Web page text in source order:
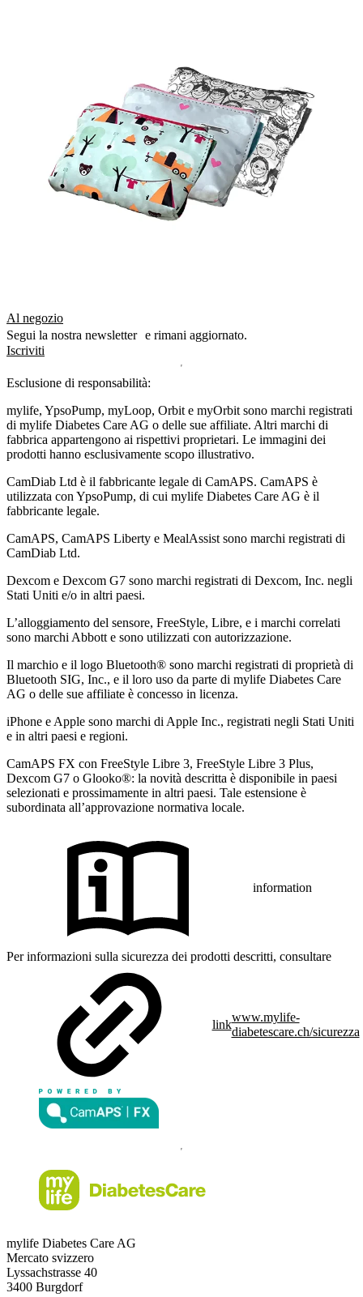
Al negozio
Segui la nostra newsletter e rimani aggiornato.
Iscriviti
Esclusione di responsabilità:
mylife, YpsoPump, myLoop, Orbit e myOrbit sono marchi registrati
di mylife Diabetes Care AG o delle sue affiliate. Altri marchi di
fabbrica appartengono ai rispettivi proprietari. Le immagini dei
prodotti hanno esclusivamente scopo illustrativo.
CamDiab Ltd è il fabbricante legale di CamAPS. CamAPS è
utilizzata con YpsoPump, di cui mylife Diabetes Care AG è il
fabbricante legale.
CamAPS, CamAPS Liberty e MealAssist sono marchi registrati di
CamDiab Ltd.
Dexcom e Dexcom G7 sono marchi registrati di Dexcom, Inc. negli
Stati Uniti e/o in altri paesi.
L’alloggiamento del sensore, FreeStyle, Libre, e i marchi correlati
sono marchi Abbott e sono utilizzati con autorizzazione.
Il marchio e il logo Bluetooth® sono marchi registrati di proprietà di
Bluetooth SIG, Inc., e il loro uso da parte di mylife Diabetes Care
AG o delle sue affiliate è concesso in licenza.
iPhone e Apple sono marchi di Apple Inc., registrati negli Stati Uniti
e in altri paesi e regioni.
CamAPS FX con FreeStyle Libre 3, FreeStyle Libre 3 Plus,
Dexcom G7 o Glooko®: la novità descritta è disponibile in paesi
selezionati e prossimamente in altri paesi. Tale estensione è
subordinata all’approvazione normativa locale.
information
Per informazioni sulla sicurezza dei prodotti descritti, consultare
link
www.mylife-
diabetescare.ch/sicurezza
mylife Diabetes Care AG
Mercato svizzero
Lyssachstrasse 40
3400 Burgdorf